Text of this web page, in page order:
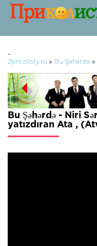
-
2pricolisty.ru » Bu Şəhərdə »
Bu Şəhərdə - Niri
yatızdıran Ata ,